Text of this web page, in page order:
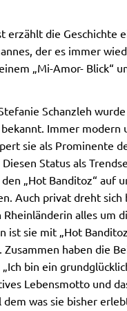
erzählt die Geschichte
der es immer
„Mi-Amor- Blick“
Schanzleh
bekannt. Immer modern
sie als Prominente
Status als
„Hot Banditoz“ auf
Auch privat dreht sich
alles um
ist sie mit „Hot
Zusammen haben die
bin ein
Lebensmotto und
dem was sie bisher